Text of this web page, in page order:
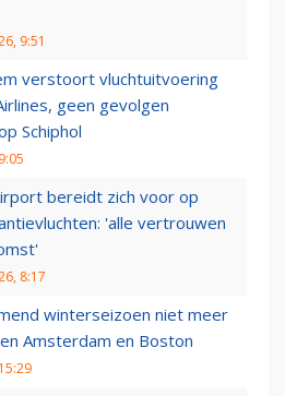
9:51
verstoort vluchtuitvoering
geen gevolgen
Schiphol
bereidt zich voor op
'alle vertrouwen
8:17
winterseizoen niet meer
Amsterdam en Boston